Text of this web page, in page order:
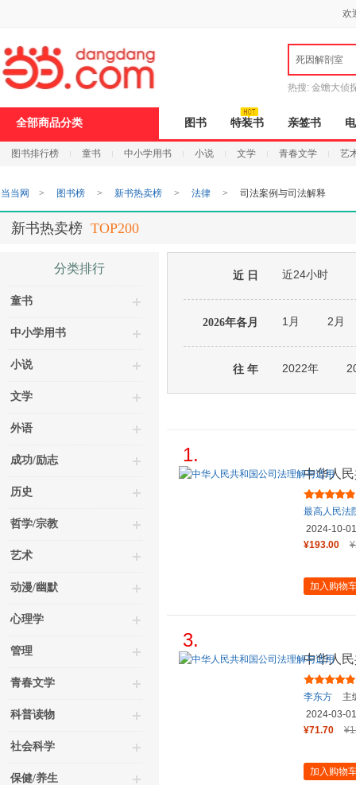
欢
死因解剖室
热搜: 金蟾大侦
全部商品分类 图书 特装书 亲签书
图书排行榜 童书 中小学用书 小说 文学 青春文学 艺
当当网 > 图书榜 > 新书热卖榜 > 法律 > 司法案例与司法解释
新书热卖榜 TOP200
分类排行
童书
中小学用书
小说
文学
外语
成功/励志
历史
哲学/宗教
艺术
动漫/幽默
心理学
管理
青春文学
科普读物
社会科学
保健/养生
近 日 近24小时
2026年各月 1月 2月
往 年 2022年
1.
中华人
最高人民法
2024-10-01
¥193.00
加入购物
3.
中华人
李东方
主
2024-03-01
¥71.70
加入购物
打
开
无
障
页
加